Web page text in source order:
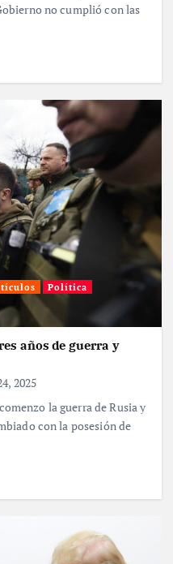
no cumplió con las
Política
años de guerra y
2025
la guerra de Rusia y
con la posesión de